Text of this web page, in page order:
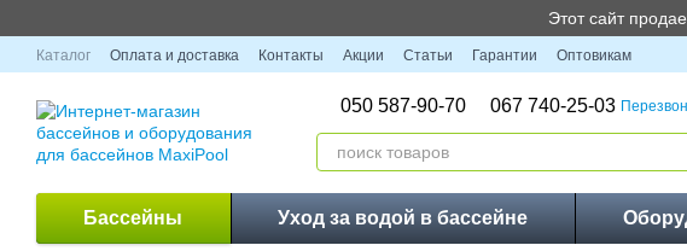
Этот сайт
Каталог Оплата и доставка Контакты Акции Статьи Гарантии Оптовикам
050 587-90-70 067 740-25-03
Бассейны Уход за водой в бассейне